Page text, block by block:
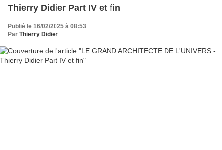
Thierry Didier Part IV et fin
Publié le 16/02/2025 à 08:53
Par Thierry Didier